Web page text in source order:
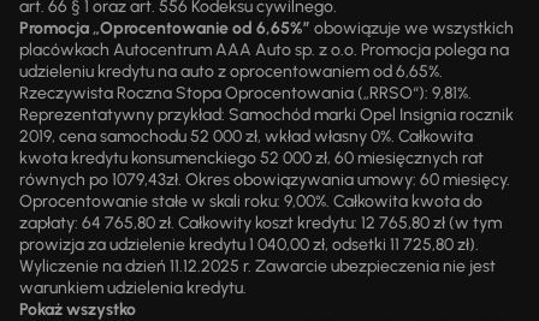
art. 66 § 1 oraz art. 556 Kodeksu cywilnego.
Promocja „Oprocentowanie od 6,65%” obowiązuje we wszystkich
placówkach Autocentrum AAA Auto sp. z o.o. Promocja polega na
udzieleniu kredytu na auto z oprocentowaniem od 6,65%.
Rzeczywista Roczna Stopa Oprocentowania („RRSO“): 9,81%.
Reprezentatywny przykład: Samochód marki Opel Insignia rocznik
2019, cena samochodu 52 000 zł, wkład własny 0%. Całkowita
kwota kredytu konsumenckiego 52 000 zł, 60 miesięcznych rat
równych po 1079,43zł. Okres obowiązywania umowy: 60 miesięcy.
Oprocentowanie stałe w skali roku: 9,00%. Całkowita kwota do
zapłaty: 64 765,80 zł. Całkowity koszt kredytu: 12 765,80 zł (w tym
prowizja za udzielenie kredytu 1 040,00 zł, odsetki 11 725,80 zł).
Wyliczenie na dzień 11.12.2025 r. Zawarcie ubezpieczenia nie jest
warunkiem udzielenia kredytu.
Pokaż wszystko